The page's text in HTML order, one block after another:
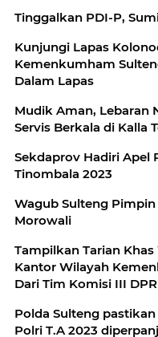
Tinggalkan PDI-P,
Kunjungi Lapas
Kemenkumham
Dalam Lapas
Mudik Aman, Lebaran
Servis Berkala di Kalla
Sekdaprov Hadiri Apel
Tinombala 2023
Wagub Sulteng
Morowali
Tampilkan Tarian
Kantor Wilayah
Dari Tim Komisi III
Polda Sulteng
Polri T.A 2023